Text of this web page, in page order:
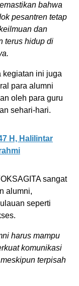
bahwa
pesantren tetap
dan
terus hidup di
kegiatan ini juga
para alumni
oleh para guru
sehari-hari.
H, Halilintar
sangat
alumni,
seperti
harus mampu
komunikasi
terpisah